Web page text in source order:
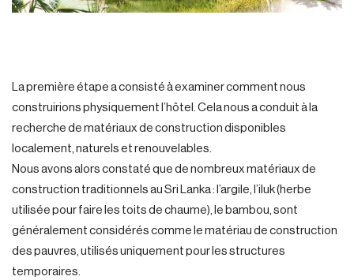
La première étape a consisté à examiner comment nous
construirions physiquement l’hôtel. Cela nous a conduit à la
recherche de matériaux de construction disponibles
localement, naturels et renouvelables.
Nous avons alors constaté que de nombreux matériaux de
construction traditionnels au Sri Lanka : l’argile, l’iluk (herbe
utilisée pour faire les toits de chaume), le bambou, sont
généralement considérés comme le matériau de construction
des pauvres, utilisés uniquement pour les structures
temporaires.